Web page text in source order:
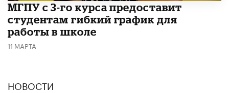
МГПУ с 3-го курса предоставит
студентам гибкий график для
работы в школе
11 МАРТА
НОВОСТИ